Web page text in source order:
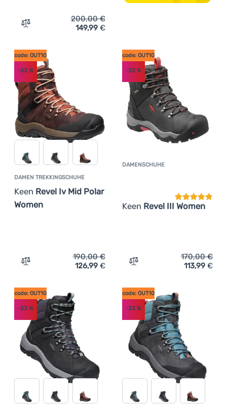
Zum Vergleich 'Damen Winterschuhe Keen Revel Iv
200,00€
149,99 €
DAMEN TREKKINGSCHUHE
Keen Revel Iv Mid Polar
Women
code: OUT10
-33 %
Zum Vergleich 'Damen Trekkingschuhe Keen Revel Iv
190,00€
126,99 €
DAMENSCHUHE
Keen Revel III Women
code: OUT10
-33%
Zum Vergleich
170,00€
113,99 €
code: OUT10
-33 %
code: OUT10
-33%